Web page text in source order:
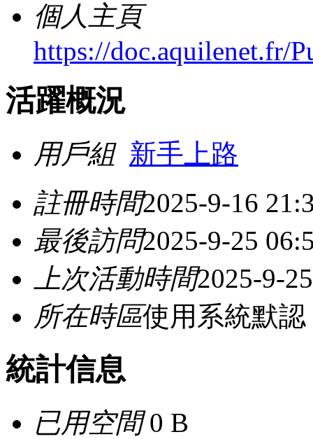
個人主頁
https://doc.aquilenet.fr/
活躍概況
用戶組 新手上路
註冊時間2025-9-16
最後訪問2025-9-25
上次活動時間2025-9-
所在時區使用系統默認
統計信息
已用空間0 B